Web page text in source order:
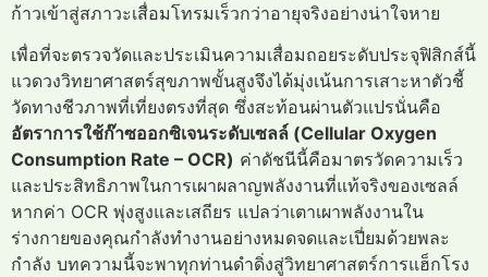
ก้าวเข้าสู่สภาวะเสื่อมโทรมเร็วกว่าอายุจริงอย่างน่าใจหาย
เพื่อที่จะตรวจวัดและประเมินความเสื่อมถอยระดับประจุฟิสิกส์นี้
แวดวงวิทยาศาสตร์สุขภาพขั้นสูงจึงได้มุ่งเน้นการเสาะหาตัวชี้
วัดทางชีวภาพที่เที่ยงตรงที่สุด ซึ่งสะท้อนผ่านตัวแปรนั่นคือ
อัตราการใช้ก๊าซออกซิเจนระดับเซลล์ (Cellular Oxygen
Consumption Rate – OCR) ค่าดัชนีนี้คือมาตรวัดความเร็ว
และประสิทธิภาพในการเผาผลาญพลังงานที่แท้จริงของเซลล์
หากค่า OCR พุ่งสูงและเสถียร แปลว่าเตาเผาพลังงานใน
ร่างกายของคุณกำลังทำงานอย่างหมดจดและเปี่ยมด้วยพละ
กำลัง บทความนี้จะพาทุกท่านดำดิ่งสู่วิทยาศาสตร์การแฮ็กโรง